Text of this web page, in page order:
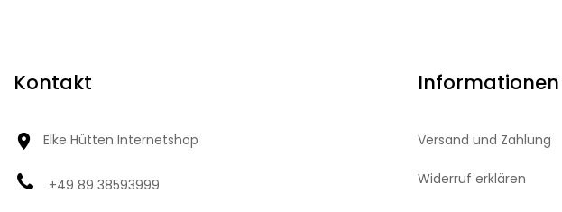
Kontakt
 Elke Hütten Internetshop
+49 89 38593999
Informationen
Versand und Zahlung
Widerruf erklären